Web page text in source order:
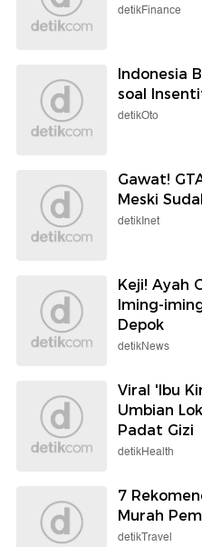
detikFinance
Indonesia
soal
detikOto
Gawat!
Meski
detikInet
Keji! Ayah
Iming-
Depok
detikNews
Viral 'Ibu
Umbian
Padat Gizi
detikHealth
7
Murah
detikTravel